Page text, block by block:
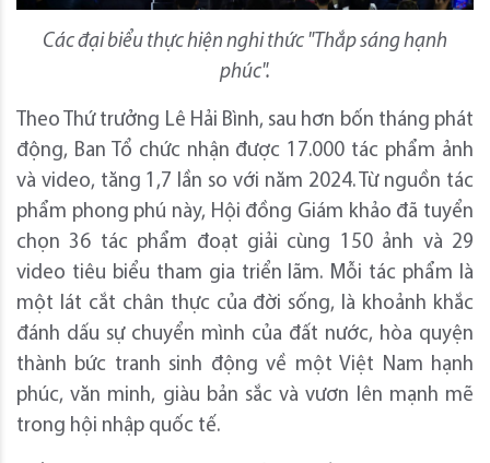
Các đại biểu thực hiện nghi thức "Thắp sáng hạnh
phúc".
Theo Thứ trưởng Lê Hải Bình, sau hơn bốn tháng phát
động, Ban Tổ chức nhận được 17.000 tác phẩm ảnh
và video, tăng 1,7 lần so với năm 2024. Từ nguồn tác
phẩm phong phú này, Hội đồng Giám khảo đã tuyển
chọn 36 tác phẩm đoạt giải cùng 150 ảnh và 29
video tiêu biểu tham gia triển lãm. Mỗi tác phẩm là
một lát cắt chân thực của đời sống, là khoảnh khắc
đánh dấu sự chuyển mình của đất nước, hòa quyện
thành bức tranh sinh động về một Việt Nam hạnh
phúc, văn minh, giàu bản sắc và vươn lên mạnh mẽ
trong hội nhập quốc tế.